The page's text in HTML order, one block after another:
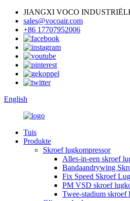
JIANGXI VOCO
sales@vocoair.com
+86 17707952006
English
Tuis
Produkte
Skroef lugkompressor
Alles-in-een skroef
Bandaandrywing
Fix Speed ​​Skroef
PM VSD skroef
Twee-stadium skroef